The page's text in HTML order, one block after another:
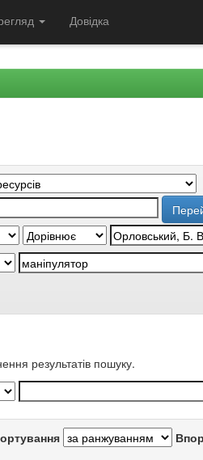
Довідка
результатів пошуку.